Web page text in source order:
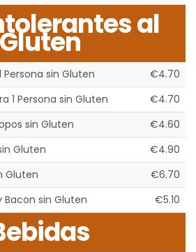
al
Gluten
Persona sin Gluten
€4.70
1 Persona sin Gluten
€4.70
sin Gluten
€4.60
Gluten
€4.90
Gluten
€6.70
sin Gluten
€5.10